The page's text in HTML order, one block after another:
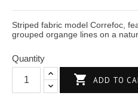
Striped fabric model Correfoc,
grouped organge lines on a
Quantity
 ADD TO